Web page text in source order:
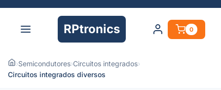
RPtronics 0
›Semicondutores›Circuitos integrados›
Circuitos integrados diversos